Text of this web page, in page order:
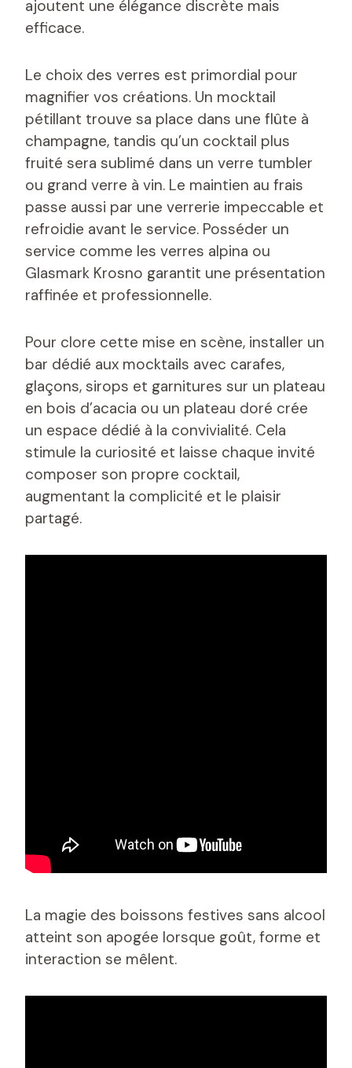
ajoutent une élégance discrète mais
efficace.
Le choix des verres est primordial pour
magnifier vos créations. Un mocktail
pétillant trouve sa place dans une flûte à
champagne, tandis qu’un cocktail plus
fruité sera sublimé dans un verre tumbler
ou grand verre à vin. Le maintien au frais
passe aussi par une verrerie impeccable et
refroidie avant le service. Posséder un
service comme les verres alpina ou
Glasmark Krosno garantit une présentation
raffinée et professionnelle.
Pour clore cette mise en scène, installer un
bar dédié aux mocktails avec carafes,
glaçons, sirops et garnitures sur un plateau
en bois d’acacia ou un plateau doré crée
un espace dédié à la convivialité. Cela
stimule la curiosité et laisse chaque invité
composer son propre cocktail,
augmentant la complicité et le plaisir
partagé.
La magie des boissons festives sans alcool
atteint son apogée lorsque goût, forme et
interaction se mêlent.